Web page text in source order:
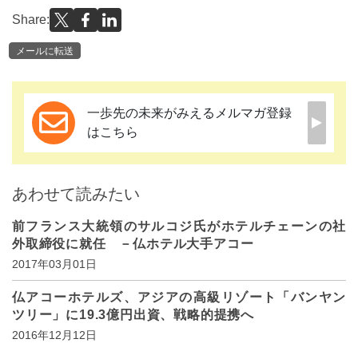
Share:
メールに転送
一歩先の未来がみえるメルマガ登録
はこちら
あわせて読みたい
前フランス大統領のサルコジ氏がホテルチェーンの社
外取締役に就任 －仏ホテル大手アコー
2017年03月01日
仏アコーホテルズ、アジアの高級リゾート「バンヤン
ツリー」に19.3億円出資、戦略的提携へ
2016年12月12日